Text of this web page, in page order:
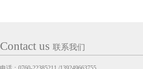
Contact us 联系我们